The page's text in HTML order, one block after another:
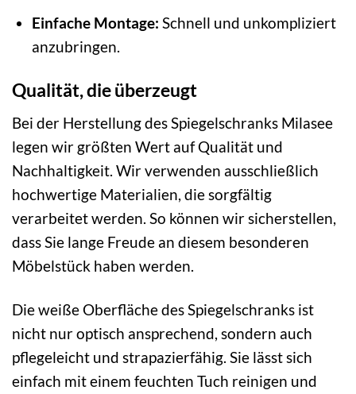
Einfache Montage: Schnell und unkompliziert
anzubringen.
Qualität, die überzeugt
Bei der Herstellung des Spiegelschranks Milasee
legen wir größten Wert auf Qualität und
Nachhaltigkeit. Wir verwenden ausschließlich
hochwertige Materialien, die sorgfältig
verarbeitet werden. So können wir sicherstellen,
dass Sie lange Freude an diesem besonderen
Möbelstück haben werden.
Die weiße Oberfläche des Spiegelschranks ist
nicht nur optisch ansprechend, sondern auch
pflegeleicht und strapazierfähig. Sie lässt sich
einfach mit einem feuchten Tuch reinigen und